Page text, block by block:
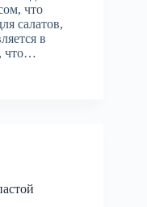
что
салатов,
в
что…